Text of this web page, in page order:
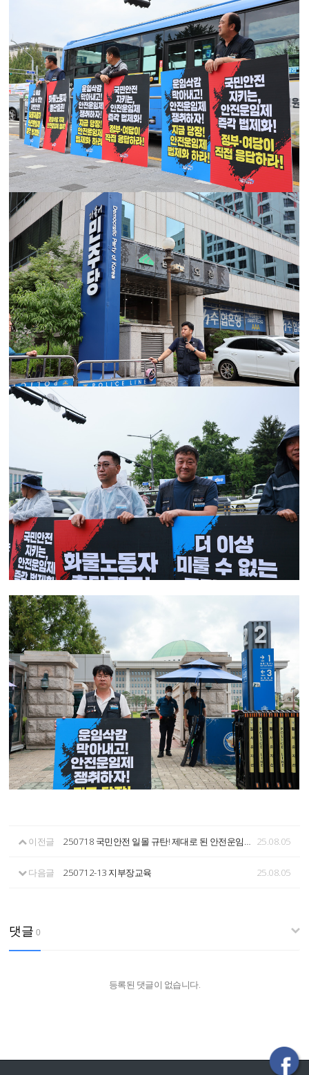
이전글 250718 국민안전 일몰 규탄! 제대로 된 안전운임제 입법촉구! 화물연대 투쟁 결의대회 25.08.05
다음글 250712-13 지부장교육 25.08.05
댓글 0
등록된 댓글이 없습니다.